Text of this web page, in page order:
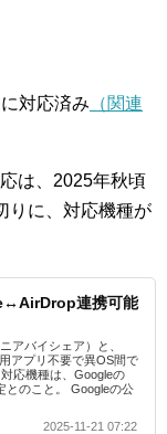
対応済み （関連
は、2025年秋頃
りに、対応機種が
連携可能
アバイシェア）と、
アプリ不要で異OS間で
応機種は、Googleの
とのこと。 Googleの公
2025-11-21 07:22